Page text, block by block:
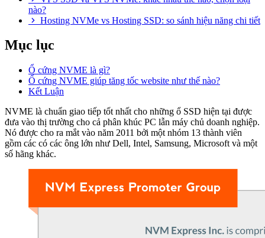
nào?
Hosting NVMe vs Hosting SSD: so sánh hiệu năng chi tiết
Mục lục
Ổ cứng NVME là gì?
Ổ cứng NVME giúp tăng tốc website như thế nào?
Kết Luận
NVME là chuẩn giao tiếp tốt nhất cho những ổ SSD hiện tại được
đưa vào thị trường cho cả phân khúc PC lẫn máy chủ doanh nghiệp.
Nó được cho ra mắt vào năm 2011 bởi một nhóm 13 thành viên
gồm các có các ông lớn như Dell, Intel, Samsung, Microsoft và một
số hãng khác.